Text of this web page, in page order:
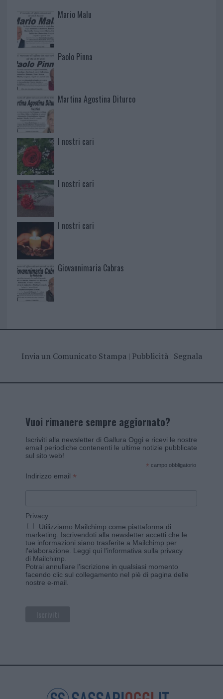
Mario Malu
Paolo Pinna
Martina Agostina Diturco
I nostri cari
I nostri cari
I nostri cari
Giovannimaria Cabras
Invia un Comunicato Stampa| Pubblicità| Segnala
Vuoi rimanere sempre aggiornato?
Iscriviti alla newsletter di Gallura Oggi e ricevi le nostre
email periodiche contenenti le ultime notizie pubblicate
sul sito web!
* campo obbligatorio
Indirizzo email *
Privacy
Utilizziamo Mailchimp come piattaforma di
marketing. Iscrivendoti alla newsletter accetti che le
tue informazioni siano trasferite a Mailchimp per
l'elaborazione. Leggi qui l'informativa sulla privacy
di Mailchimp
Potrai annullare l'iscrizione in qualsiasi momento
facendo clic sul collegamento nel piè di pagina delle
nostre e-mail.